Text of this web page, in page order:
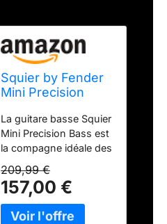
Squier by Fender
Mini Precision
de courte gamme
pour débutants
pour enfants ou
voyageurs,
comprend des
cours virtuels
gratuits, Dakota
La guitare basse Squier
Mini Precision Bass est
la compagne idéale des
cherchent un
instrument au format
réduit tout en profitant
du style classique et du
209,99 €
157,00 €